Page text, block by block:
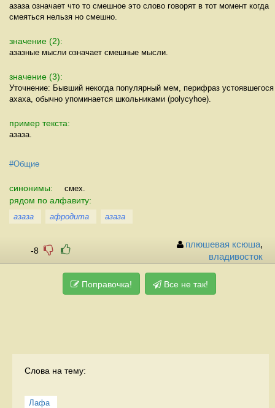
азаза означает что то смешное это слово говорят в тот момент когда
смеяться нельзя но смешно.
значение (2):
азазные мысли означает смешные мысли.
значение (3):
Уточнение: Бывший некогда популярный мем, перифраз устоявшегося
ахаха, обычно упоминается школьниками (polycyhoe).
пример текста:
азаза.
#Общие
синонимы: смех.
рядом по алфавиту:
азаза афродита азаза
-8
плюшевая ксюша,
владивосток
Поправочка! Все не так!
Слова на тему:
Лафа